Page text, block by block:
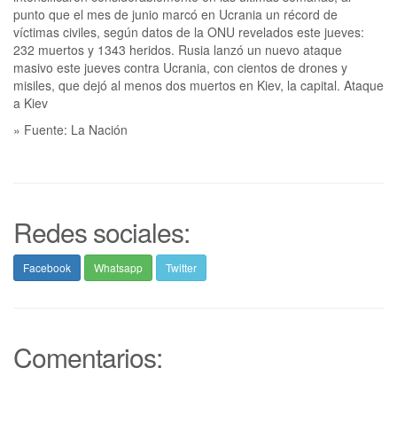
punto que el mes de junio marcó en Ucrania un récord de
víctimas civiles, según datos de la ONU revelados este jueves:
232 muertos y 1343 heridos. Rusia lanzó un nuevo ataque
masivo este jueves contra Ucrania, con cientos de drones y
misiles, que dejó al menos dos muertos en Kiev, la capital. Ataque
a Kiev
» Fuente: La Nación
Redes sociales:
Facebook Whatsapp Twitter
Comentarios: